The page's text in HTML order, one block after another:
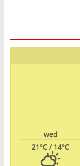
wed
21°C / 14°C